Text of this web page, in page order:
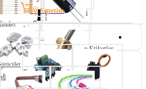
- Arduino Uyumlu
Programlayıcı
Şarj Devreleri
- Pili
- Lehim
RFID Okuyucular ve Etiketler
Kablo Bağı Bant Çeşitleri
Çeşitleri El Aletleri
Direnç Kondansatör
Tutucu Mil
0 Sepetim